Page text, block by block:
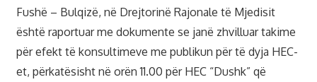
Fushë – Bulqizë, në Drejtorinë Rajonale të Mjedisit
është raportuar me dokumente se janë zhvilluar takime
për efekt të konsultimeve me publikun për të dyja HEC-
et, përkatësisht në orën 11.00 për HEC “Dushk” që